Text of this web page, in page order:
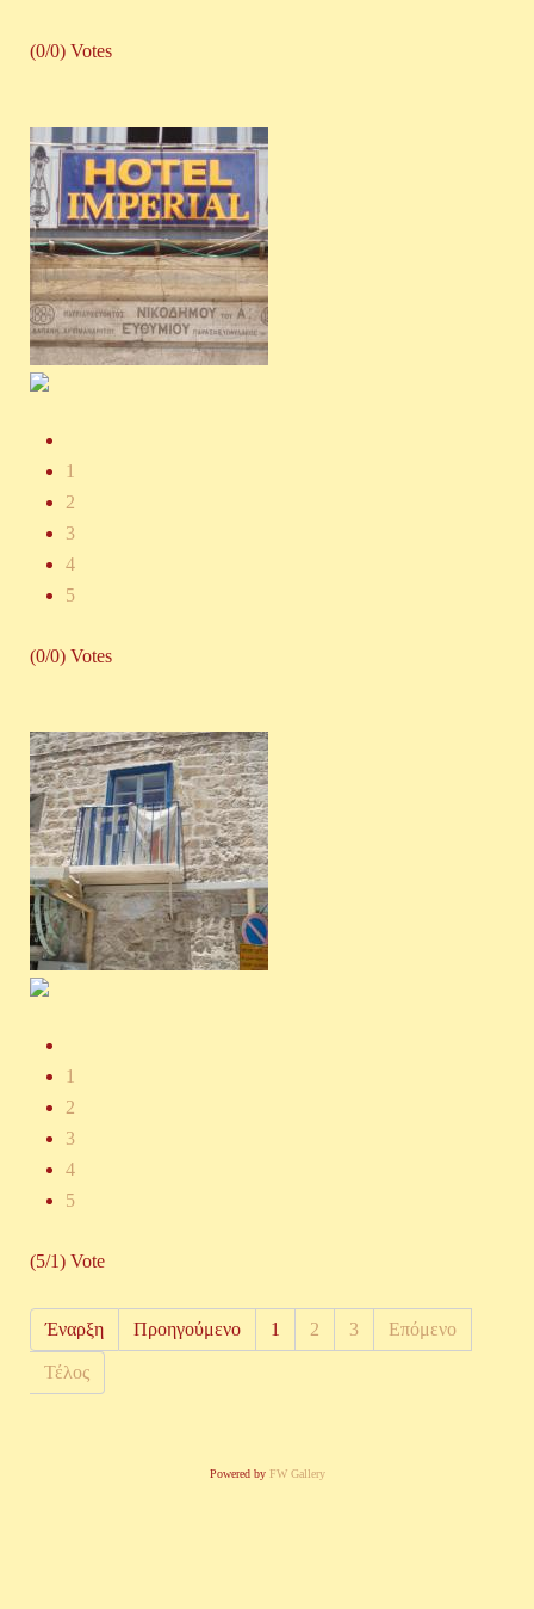
(0/0) Votes
1
2
3
4
5
(0/0) Votes
1
2
3
4
5
(5/1) Vote
Έναρξη Προηγούμενο 1 2 3 Επόμενο
Τέλος
Powered by FW Gallery